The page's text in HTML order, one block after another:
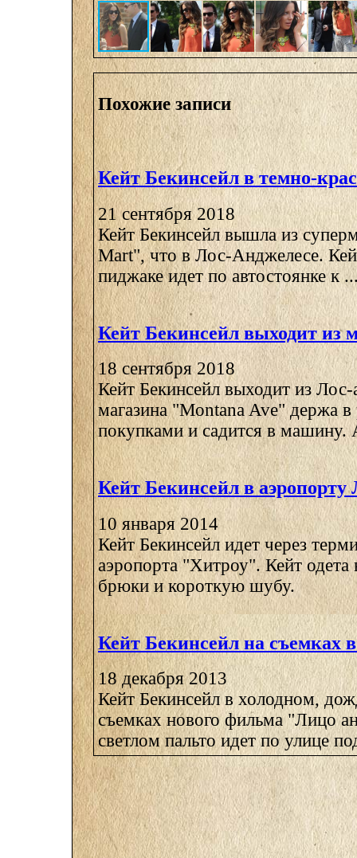
Похожие записи
Кейт Бекинсейл в темно-
21 сентября 2018
Кейт Бекинсейл вышла из
Mart", что в Лос-Анджелесе.
пиджаке идет по автостоянке к
Кейт Бекинсейл выходит из
18 сентября 2018
Кейт Бекинсейл выходит из Лос-
магазина "Montana Ave" держа
покупками и садится в машину.
Кейт Бекинсейл в аэропорту
10 января 2014
Кейт Бекинсейл идет через
аэропорта "Хитроу". Кейт
брюки и короткую шубу.
Кейт Бекинсейл на съемках
18 декабря 2013
Кейт Бекинсейл в холодном,
съемках нового фильма "Лицо
светлом пальто идет по улице